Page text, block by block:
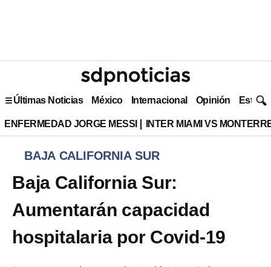
Últimas Noticias México Internacional Opinión Estilo
ENFERMEDAD JORGE MESSI INTER MIAMI VS
BAJA CALIFORNIA SUR
Baja California Sur:
Aumentarán capacidad
hospitalaria por Covid-19